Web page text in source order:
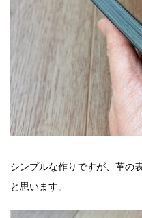
シンプルな作りですが、革の
と思います。